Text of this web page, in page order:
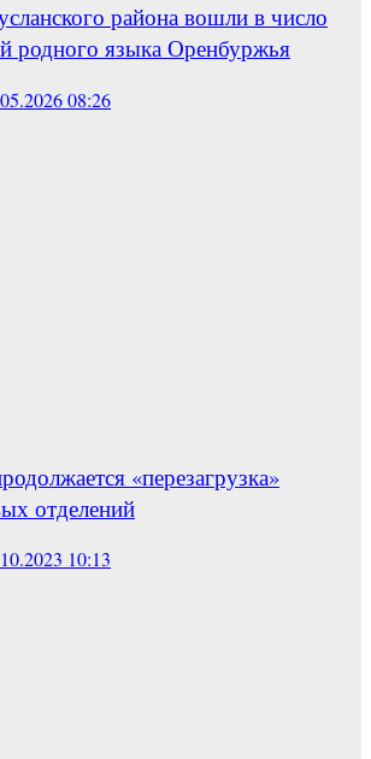
района вошли в число
родного языка Оренбуржья
08:26
«перезагрузка»
отделений
10:13